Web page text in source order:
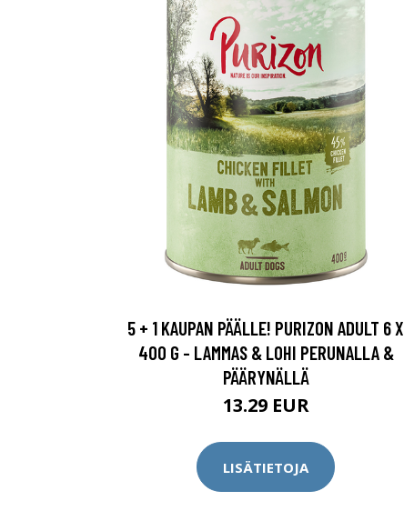
5 + 1 KAUPAN PÄÄLLE! PURIZON ADULT 6 X
400 G - LAMMAS & LOHI PERUNALLA &
PÄÄRYNÄLLÄ
13.29 EUR
LISÄTIETOJA